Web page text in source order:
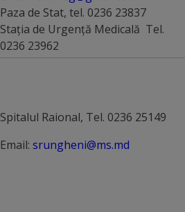
Paza de Stat, tel. 0236 23837
Staţia de Urgență Medicală Tel.
0236 23962
Spitalul Raional, Tel. 0236 25149
Email: srungheni@ms.md